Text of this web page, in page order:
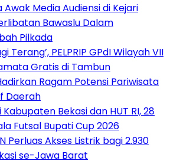
Awak Media Audiensi di Kejari
Bawaslu Dalam
Pilkada
Terang’, PELPRIP GPdI Wilayah VII
Gratis di Tambun
Ragam Potensi Pariwisata
Daerah
Bekasi dan HUT RI, 28
Futsal Bupati Cup 2026
Perluas Akses Listrik bagi 2.930
se-Jawa Barat